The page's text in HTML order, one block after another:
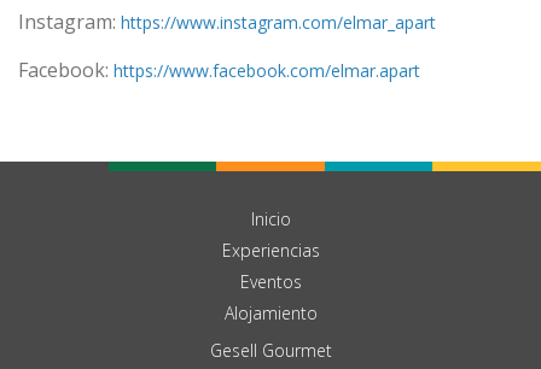
Instagram: https://www.instagram.com/elmar_apart
Facebook: https://www.facebook.com/elmar.apart
Inicio
Experiencias
Eventos
Alojamiento
Gesell Gourmet